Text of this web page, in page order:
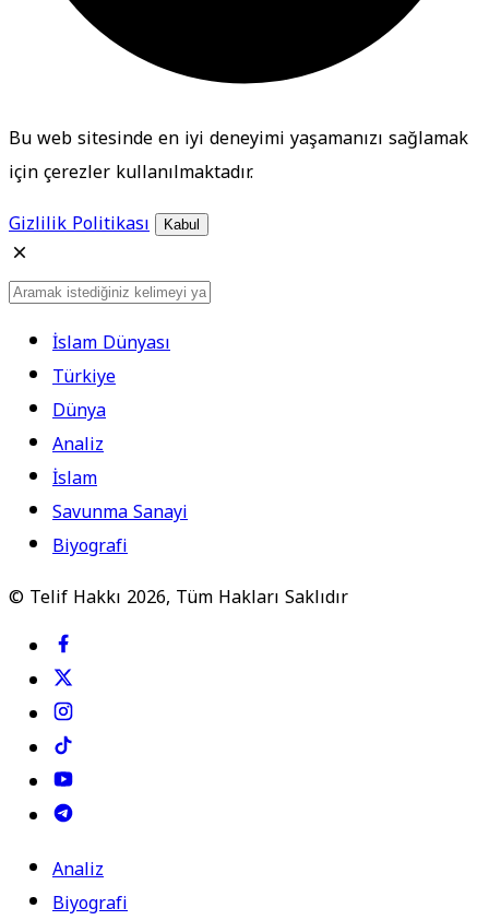
Bu web sitesinde en iyi deneyimi yaşamanızı sağlamak
için çerezler kullanılmaktadır.
Gizlilik Politikası
Kabul
İslam Dünyası
Türkiye
Dünya
Analiz
İslam
Savunma Sanayi
Biyografi
© Telif Hakkı 2026, Tüm Hakları Saklıdır
Analiz
Biyografi